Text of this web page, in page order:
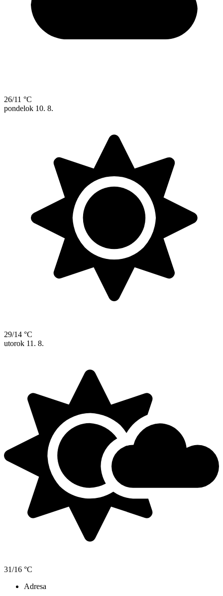
26/11 °C
pondelok 10. 8.
29/14 °C
utorok 11. 8.
31/16 °C
Adresa